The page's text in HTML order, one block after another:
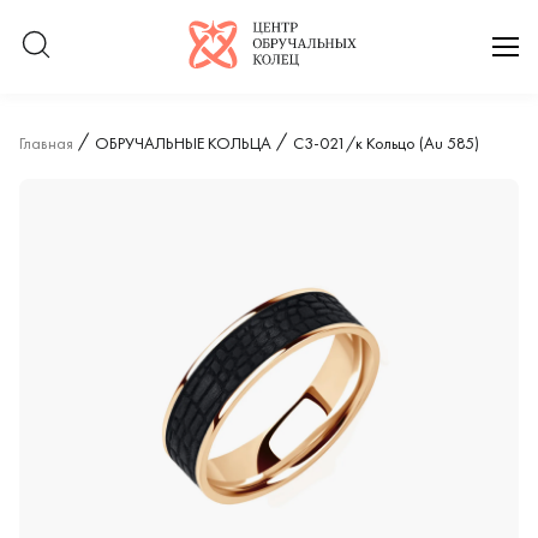
Логотип компании
Главная ОБРУЧАЛЬНЫЕ КОЛЬЦА С3-021/к Кольцо (Au 585)